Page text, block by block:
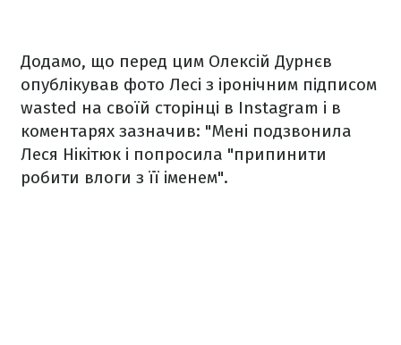
Додамо, що перед цим Олексій Дурнєв
опублікував фото Лесі з іронічним підписом
wasted на своїй сторінці в Instagram і в
коментарях зазначив: "Мені подзвонила
Леся Нікітюк і попросила "припинити
робити влоги з її іменем".